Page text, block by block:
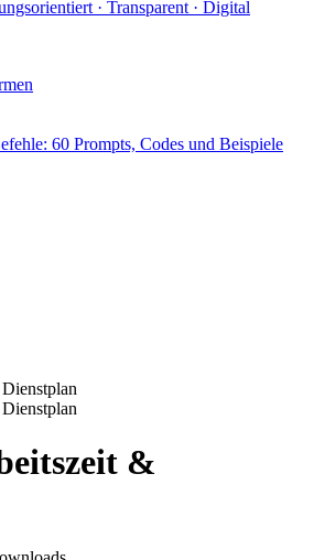
60 Prompts, Codes und Beispiele
&